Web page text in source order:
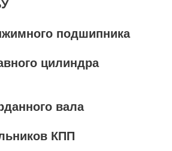
подшипника
цилиндра
вала
КПП